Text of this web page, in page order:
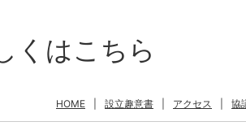
くはこちら
HOME 設立趣意書 アクセス 協